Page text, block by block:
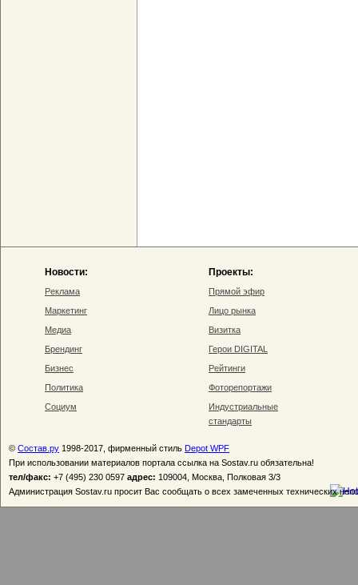
Новости:
Реклама
Маркетинг
Медиа
Брендинг
Бизнес
Политика
Социум
Проекты:
Прямой эфир
Лицо рынка
Визитка
Герои DIGITAL
Рейтинги
Фоторепортажи
Индустриальные
стандарты
© Состав.ру 1998-2017, фирменный стиль Depot WPF
При использовании материалов портала ссылка на Sostav.ru обязательна!
тел/факс: +7 (495) 230 0597 адрес: 109004, Москва, Полковая 3/3
Администрация Sostav.ru просит Вас сообщать о всех замеченных технических